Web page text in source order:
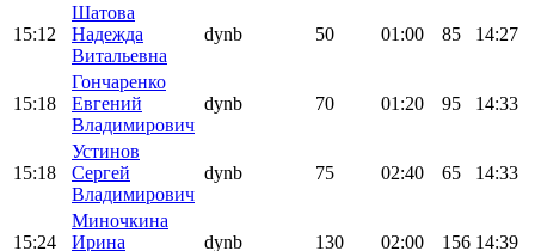
15:12
Шатова
Надежда
Витальевна
dynb 50 01:00 85 14:27
15:18
Гончаренко
Евгений
Владимирович
dynb 70 01:20 95 14:33
15:18
Устинов
Сергей
Владимирович
dynb 75 02:40 65 14:33
15:24
Миночкина
Ирина
dynb 130 02:00 156 14:39